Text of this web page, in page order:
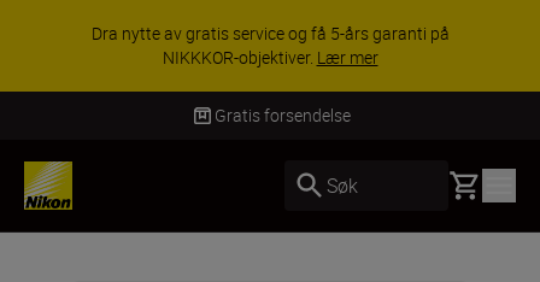
Dra nytte av gratis service og få 5-års garanti på
NIKKKOR-objektiver. Lær mer
Gratis forsendelse
Søk Basket